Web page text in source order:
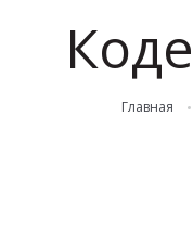
Главная